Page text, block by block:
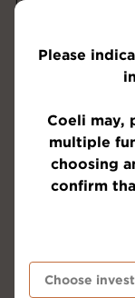
Please
Coeli may,
multiple
choosing
confirm